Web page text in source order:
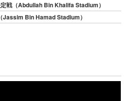
戦（Abdullah Bin Khalifa Stadium）
Jassim Bin Hamad Stadium）